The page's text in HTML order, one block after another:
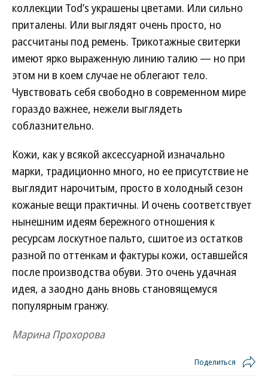
коллекции Tod’s украшены цветами. Или сильно
приталены. Или выглядят очень просто, но
рассчитаны под ремень. Трикотажные свитерки
имеют ярко выраженную линию талию — но при
этом ни в коем случае не облегают тело.
Чувствовать себя свободно в современном мире
гораздо важнее, нежели выглядеть
соблазнительно.
Кожи, как у всякой аксессуарной изначально
марки, традиционно много, но ее присутствие не
выглядит нарочитым, просто в холодный сезон
кожаные вещи практичны. И очень соответствует
нынешним идеям бережного отношения к
ресурсам лоскутное пальто, сшитое из остатков
разной по оттенкам и фактуры кожи, оставшейся
после производства обуви. Это очень удачная
идея, а заодно дань вновь становящемуся
популярным гранжу.
Марина Прохорова
Поделиться